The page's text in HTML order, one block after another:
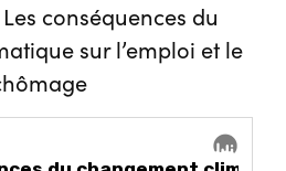
conséquences du
sur l’emploi et le